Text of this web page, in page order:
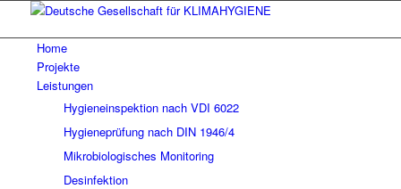
Home
Projekte
Leistungen
Hygieneinspektion nach VDI 6022
Hygieneprüfung nach DIN 1946/4
Mikrobiologisches Monitoring
Desinfektion